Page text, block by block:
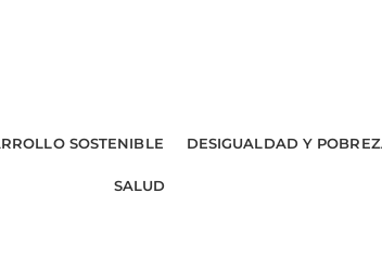
SOSTENIBLE DESIGUALDAD Y
SALUD